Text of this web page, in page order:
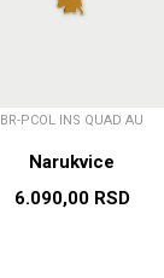
BR-PCOL INS QUAD AU
Narukvice
6.090,00 RSD